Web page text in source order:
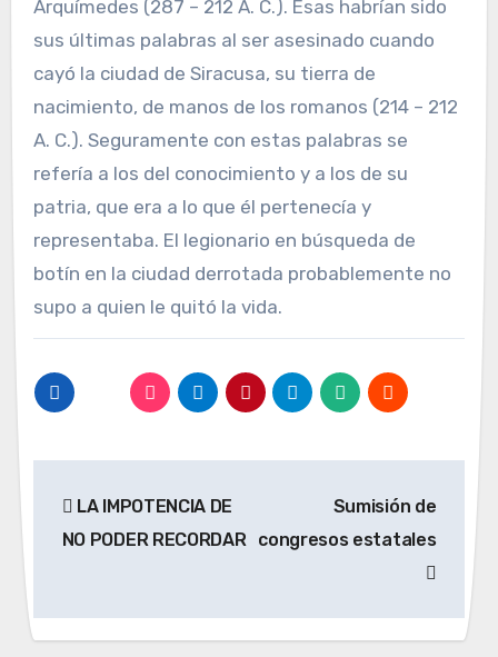
Arquímedes (287 – 212 A. C.). Esas habrían sido
sus últimas palabras al ser asesinado cuando
cayó la ciudad de Siracusa, su tierra de
nacimiento, de manos de los romanos (214 – 212
A. C.). Seguramente con estas palabras se
refería a los del conocimiento y a los de su
patria, que era a lo que él pertenecía y
representaba. El legionario en búsqueda de
botín en la ciudad derrotada probablemente no
supo a quien le quitó la vida.
de
LA IMPOTENCIA DE
NO PODER RECORDAR
Sumisión de
congresos estatales